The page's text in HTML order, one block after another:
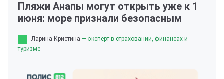
Пляжи Анапы могут открыть уже к 1
июня: море признали безопасным
Ларина Кристина — эксперт в страховании, финансах и
туризме